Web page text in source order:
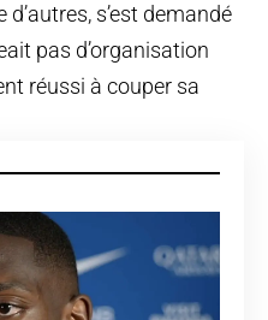
s’est demandé
pas d’organisation
réussi à couper sa